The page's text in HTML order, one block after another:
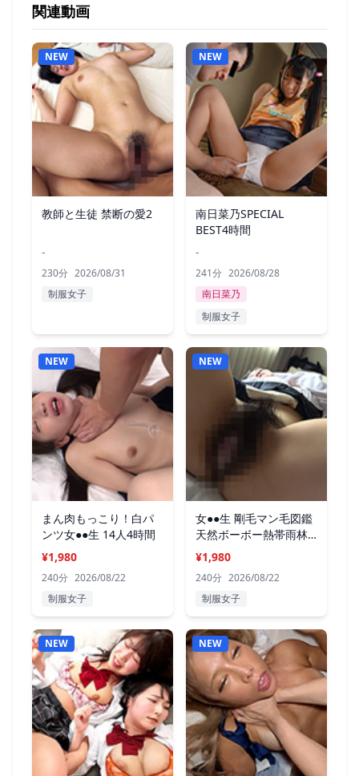
関連動画
NEW
教師と生徒 禁断の愛2
-
230分 2026/08/31
制服女子
NEW
南日菜乃SPECIAL
BEST4時間
-
241分 2026/08/28
南日菜乃
制服女子
NEW
まん肉もっこり！白パ
ンツ女●●生 14人4時間
¥1,980
240分 2026/08/22
制服女子
NEW
女●●生 剛毛マン毛図鑑
天然ボーボー熱帯雨林
15人
¥1,980
240分 2026/08/22
制服女子
NEW NEW